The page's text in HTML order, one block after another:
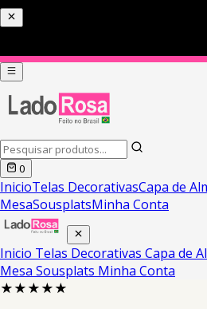
0
InicioTelas DecorativasCapa de
MesaSousplatsMinha Conta
Inicio Telas Decorativas Capa de
Mesa Sousplats Minha Conta
★★★★★